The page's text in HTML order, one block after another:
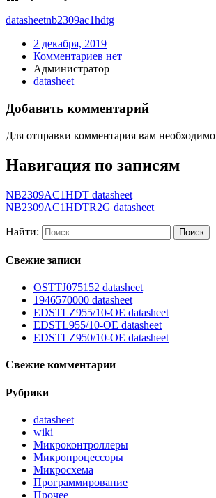
datasheetnb2309ac1hdtg
2 декабря, 2019
Комментариев нет
Администратор
datasheet
Добавить комментарий
Для отправки комментария вам необходимо
Навигация по записям
NB2309AC1HDT datasheet
NB2309AC1HDTR2G datasheet
Найти:
Свежие записи
OSTTJ075152 datasheet
1946570000 datasheet
EDSTLZ955/10-OE datasheet
EDSTL955/10-OE datasheet
EDSTLZ950/10-OE datasheet
Свежие комментарии
Рубрики
datasheet
wiki
Микроконтроллеры
Микропроцессоры
Микросхема
Программирование
Прочее